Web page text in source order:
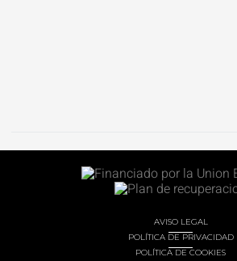
AVISO LEGAL
POLÍTICA DE PRIVACIDAD
POLÍTICA DE COOKIES